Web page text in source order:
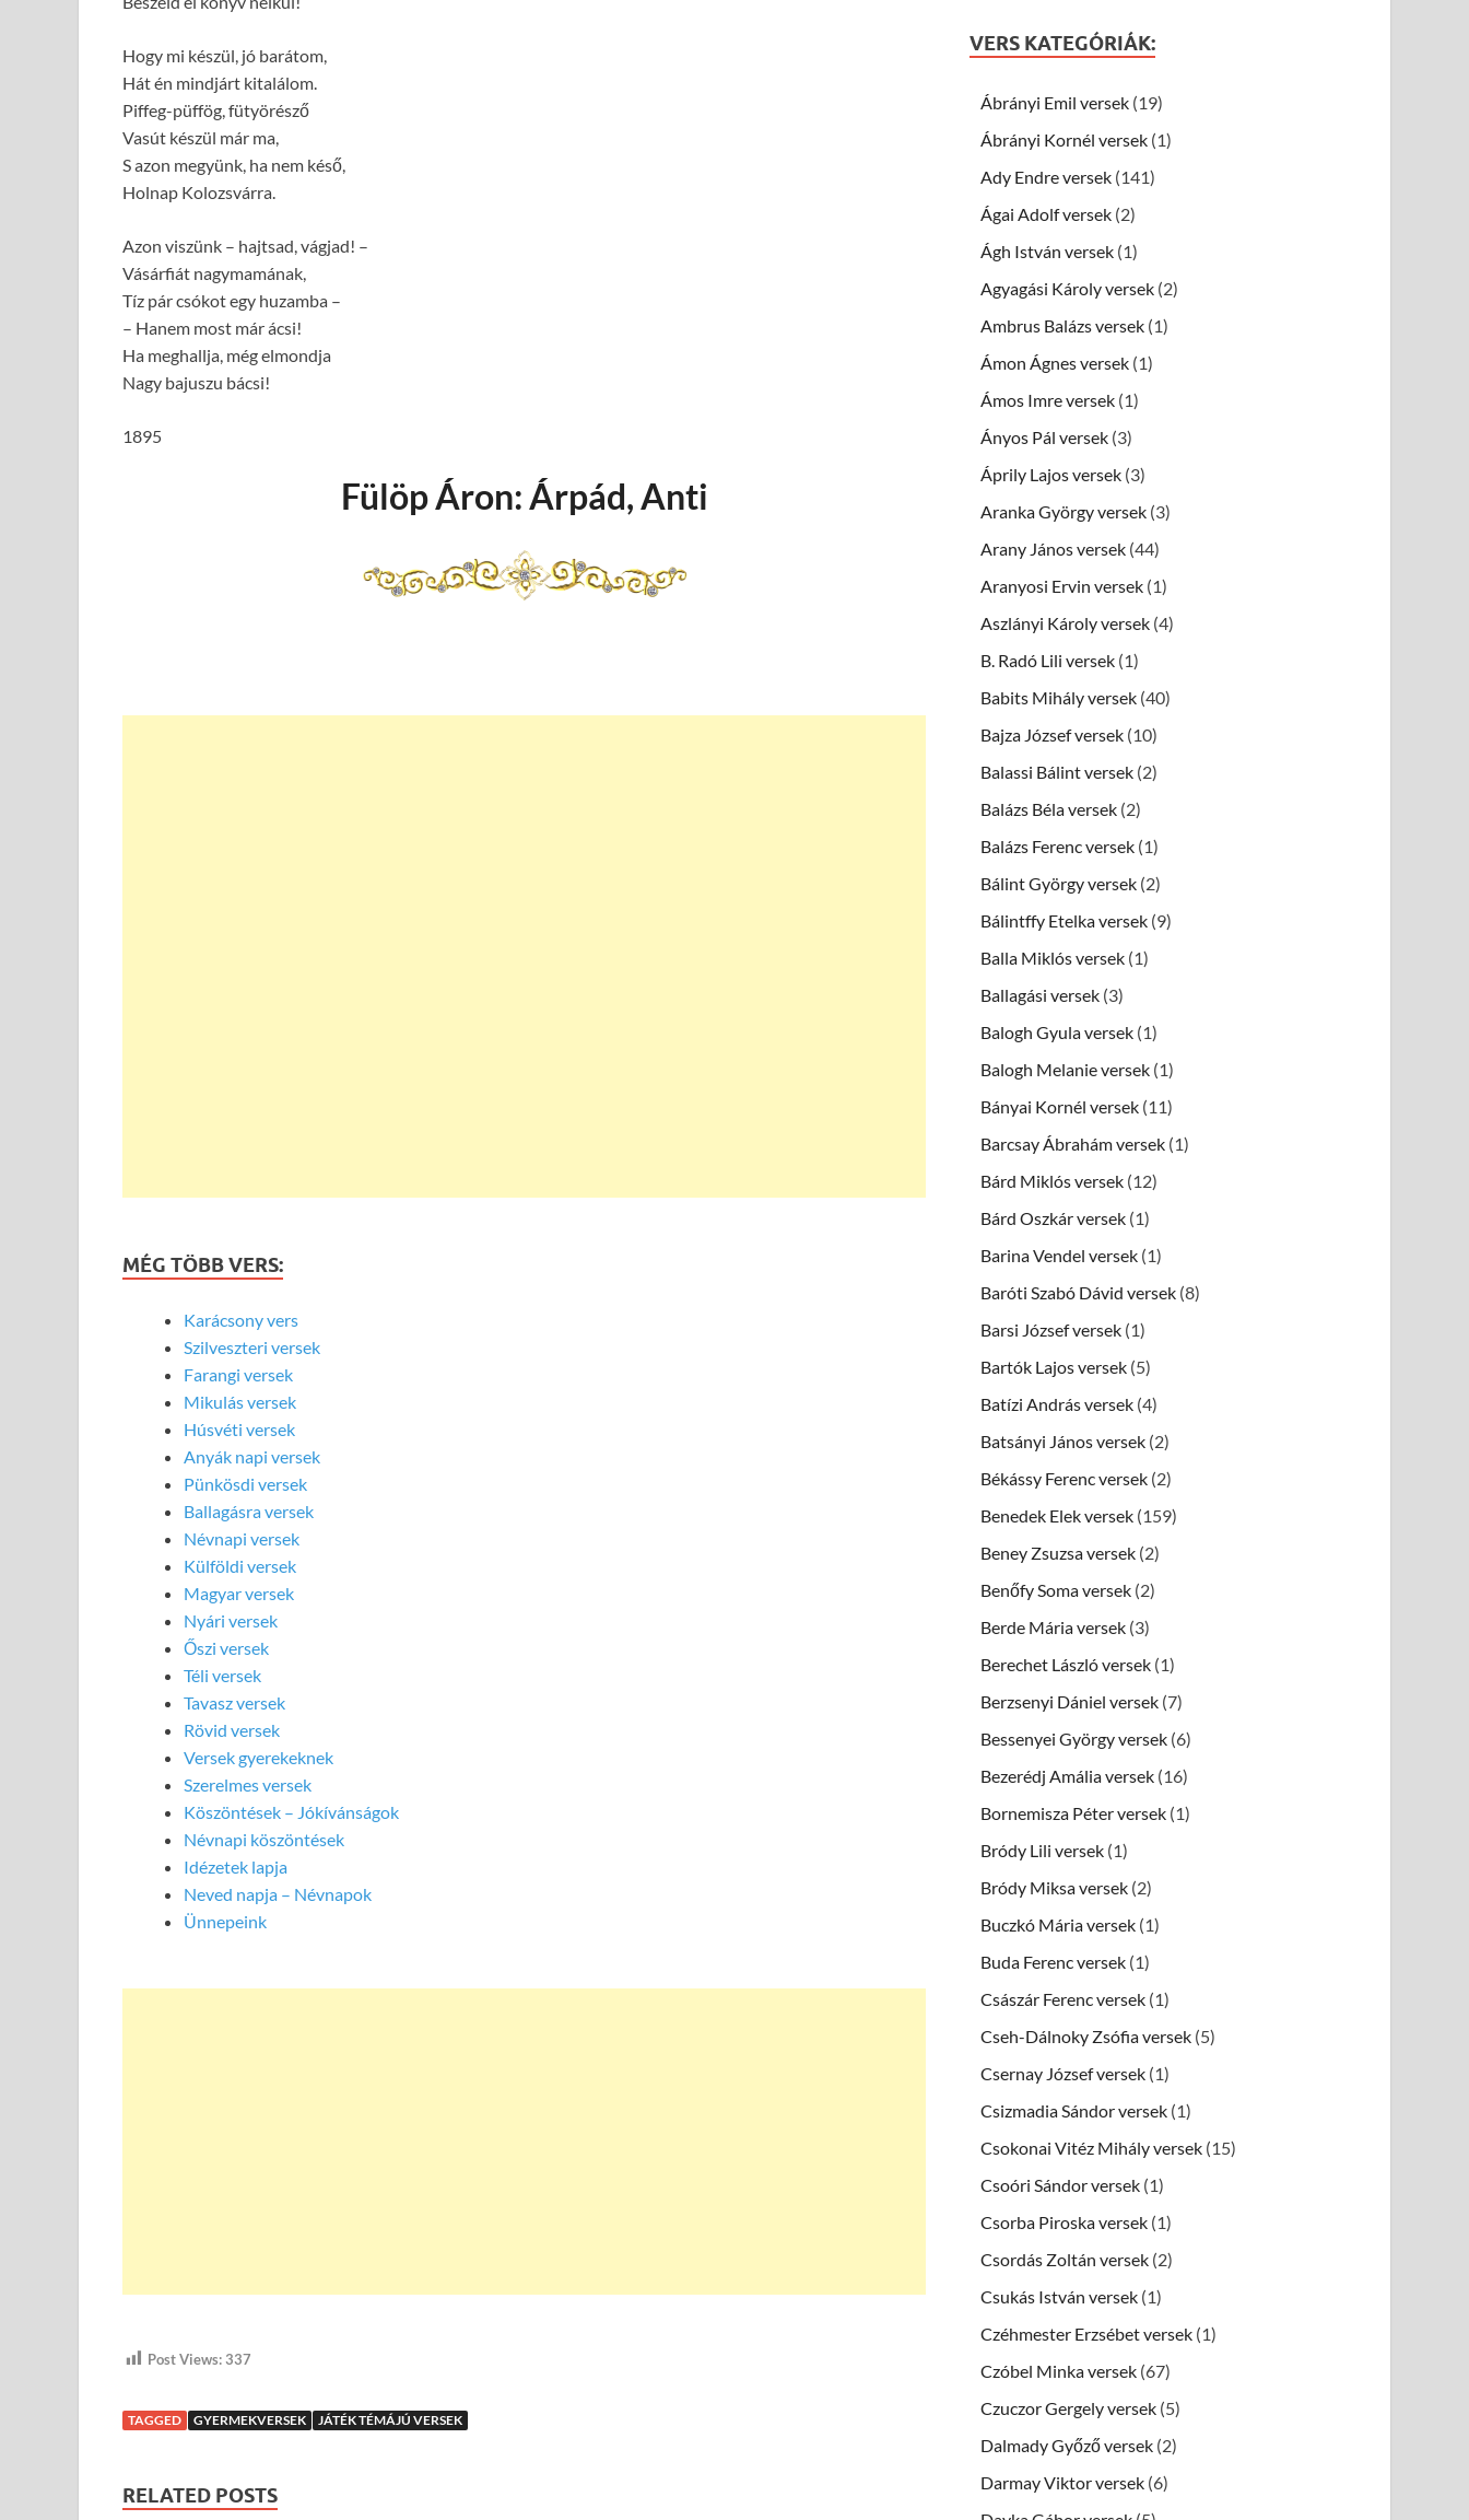
Hogy mi készül, jó barátom,
Hát én mindjárt kitalálom.
Piffeg-püffög, fütyörésző
Vasút készül már ma,
S azon megyünk, ha nem késő,
Holnap Kolozsvárra.
Azon viszünk – hajtsad, vágjad! –
Vásárfiát nagymamának,
Tíz pár csókot egy huzamba –
– Hanem most már ácsi!
Ha meghallja, még elmondja
Nagy bajuszu bácsi!
1895
Fülöp Áron: Árpád, Anti
MÉG TÖBB VERS:
Karácsony vers
Szilveszteri versek
Farangi versek
Mikulás versek
Húsvéti versek
Anyák napi versek
Pünkösdi versek
Ballagásra versek
Névnapi versek
Külföldi versek
Magyar versek
Nyári versek
Őszi versek
Téli versek
Tavasz versek
Rövid versek
Versek gyerekeknek
Szerelmes versek
Köszöntések – Jókívánságok
Névnapi köszöntések
Idézetek lapja
Neved napja – Névnapok
Ünnepeink
Post Views:337
TAGGED GYERMEKVERSEK JÁTÉK TÉMÁJÚ VERSEK
RELATED POSTS
VERS KATEGÓRIÁK:
Ábrányi Emil versek (19)
Ábrányi Kornél versek (1)
Ady Endre versek (141)
Ágai Adolf versek (2)
Ágh István versek (1)
Agyagási Károly versek (2)
Ambrus Balázs versek (1)
Ámon Ágnes versek (1)
Ámos Imre versek (1)
Ányos Pál versek (3)
Áprily Lajos versek (3)
Aranka György versek (3)
Arany János versek (44)
Aranyosi Ervin versek (1)
Aszlányi Károly versek (4)
B. Radó Lili versek (1)
Babits Mihály versek (40)
Bajza József versek (10)
Balassi Bálint versek (2)
Balázs Béla versek (2)
Balázs Ferenc versek (1)
Bálint György versek (2)
Bálintffy Etelka versek (9)
Balla Miklós versek (1)
Ballagási versek (3)
Balogh Gyula versek (1)
Balogh Melanie versek (1)
Bányai Kornél versek (11)
Barcsay Ábrahám versek (1)
Bárd Miklós versek (12)
Bárd Oszkár versek (1)
Barina Vendel versek (1)
Baróti Szabó Dávid versek (8)
Barsi József versek (1)
Bartók Lajos versek (5)
Batízi András versek (4)
Batsányi János versek (2)
Békássy Ferenc versek (2)
Benedek Elek versek (159)
Beney Zsuzsa versek (2)
Benőfy Soma versek (2)
Berde Mária versek (3)
Berechet László versek (1)
Berzsenyi Dániel versek (7)
Bessenyei György versek (6)
Bezerédj Amália versek (16)
Bornemisza Péter versek (1)
Bródy Lili versek (1)
Bródy Miksa versek (2)
Buczkó Mária versek (1)
Buda Ferenc versek (1)
Császár Ferenc versek (1)
Cseh-Dálnoky Zsófia versek (5)
Csernay József versek (1)
Csizmadia Sándor versek (1)
Csokonai Vitéz Mihály versek (15)
Csoóri Sándor versek (1)
Csorba Piroska versek (1)
Csordás Zoltán versek (2)
Csukás István versek (1)
Czéhmester Erzsébet versek (1)
Czóbel Minka versek (67)
Czuczor Gergely versek (5)
Dalmady Győző versek (2)
Darmay Viktor versek (6)